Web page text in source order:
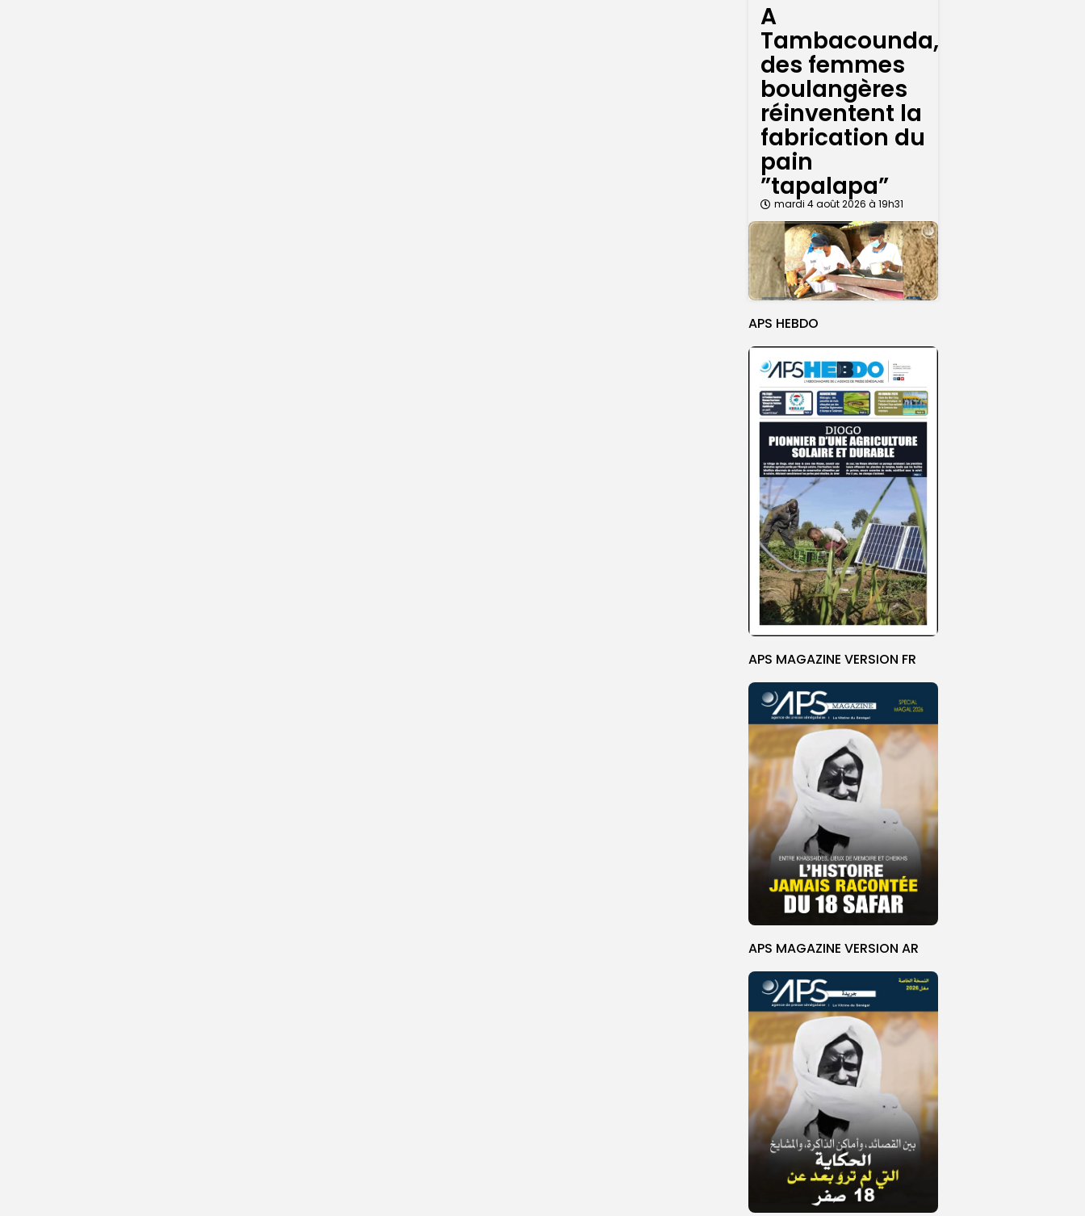
A
Tambacounda,
des femmes
boulangères
réinventent la
fabrication du
pain
”tapalapa”
mardi 4 août 2026 à 19h31
APS HEBDO
APS MAGAZINE VERSION FR
APS MAGAZINE VERSION AR